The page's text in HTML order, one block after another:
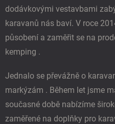
dodávkovými vestavbami
karavanů nás baví. V roce
působení a zaměřit se na
kemping .
Jednalo se převážně o
markýzám . Během let jsme
současné době nabízíme
zaměřené na doplňky pro